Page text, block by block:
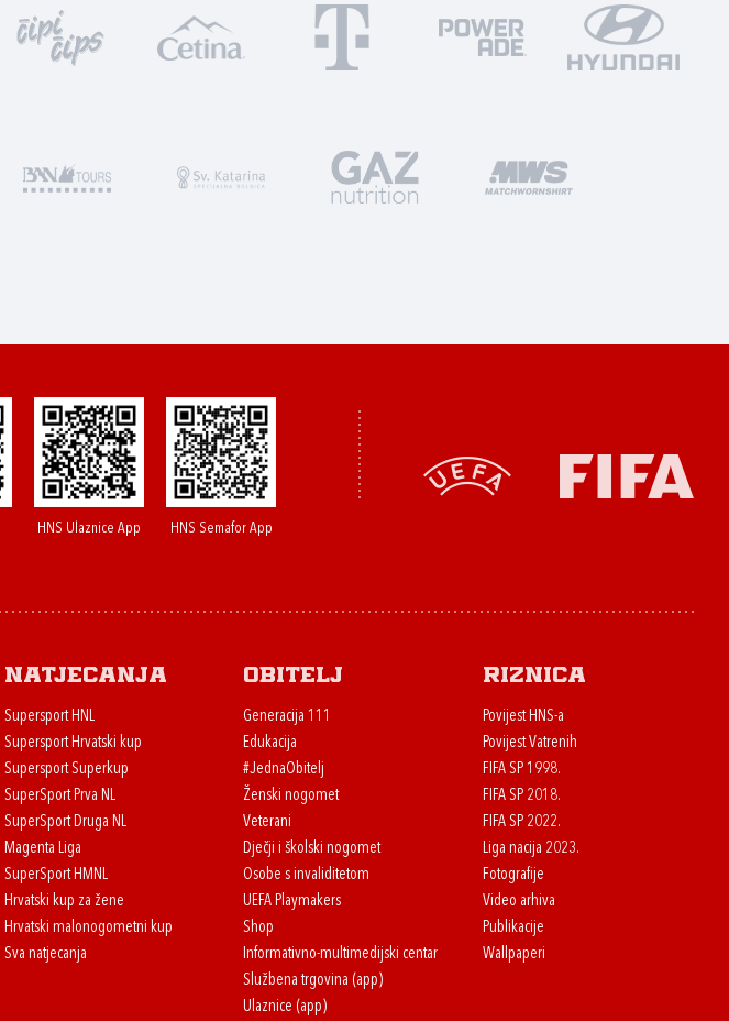
HNS Ulaznice App HNS Semafor App
Natjecanja
Supersport HNL
Supersport Hrvatski kup
Supersport Superkup
SuperSport Prva NL
SuperSport Druga NL
Magenta Liga
SuperSport HMNL
Hrvatski kup za žene
Hrvatski malonogometni kup
Sva natjecanja
Obitelj
Generacija 111
Edukacija
#JednaObitelj
Ženski nogomet
Veterani
Dječji i školski nogomet
Osobe s invaliditetom
UEFA Playmakers
Shop
Informativno-multimedijski centar
Službena trgovina (app)
Ulaznice (app)
Riznica
Povijest HNS-a
Povijest Vatrenih
FIFA SP 1998.
FIFA SP 2018.
FIFA SP 2022.
Liga nacija 2023.
Fotografije
Video arhiva
Publikacije
Wallpaperi